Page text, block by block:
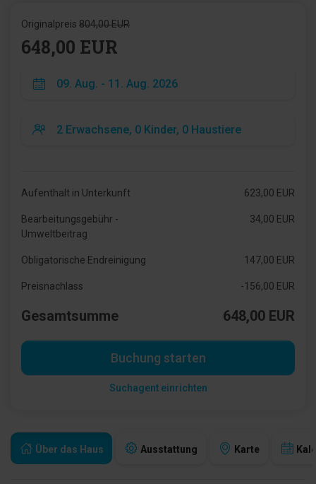
Über das Haus Ausstattung Karte
Originalpreis 804,00 EUR
648,00 EUR
Aufenthalt in Unterkunft 623,00 EUR
Bearbeitungsgebühr -
Umweltbeitrag
34,00 EUR
Obligatorische Endreinigung 147,00 EUR
Preisnachlass -156,00 EUR
Gesamtsumme 648,00 EUR
Buchung starten
Suchagent einrichten